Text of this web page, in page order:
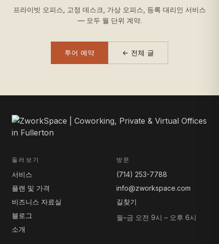
프라이빗 오피스, 고정 데스크, 가상 오피스, 등록 대리인 서비스
— 모두 월 단위 계약.
투어 예약 ← 전체 글
둘러보기
서비스
플랜 및 가격
비즈니스 자료실
블로그
소개
방문
(714) 253-7788
info@zworkspace.com
길찾기
월–금 오전 9시 – 오후 6시